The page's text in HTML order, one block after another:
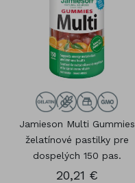
Jamieson Multi Gummies
želatínové pastilky pre
dospelých 150 pas.
20,21 €